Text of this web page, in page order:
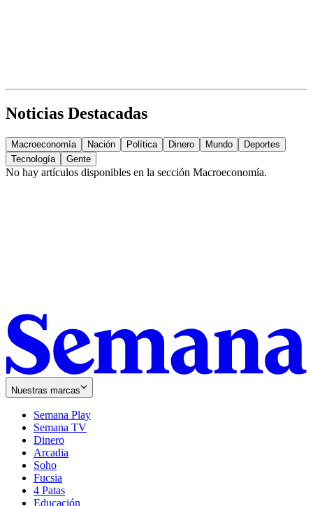
Noticias Destacadas
Macroeconomía Nación Política Dinero Mundo
Deportes
Tecnología
Gente
No hay artículos disponibles en la sección Macroeconomía.
Nuestras marcas
Semana Play
Semana TV
Dinero
Arcadia
Soho
in
new
window
Fucsia
in
new
4 Patas
Educación